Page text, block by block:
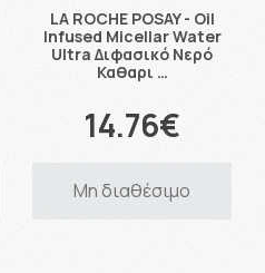
LA ROCHE POSAY - Oil
Infused Micellar Water
Ultra Διφασικό Νερό
Καθαρι …
14.76€
Μη διαθέσιμο